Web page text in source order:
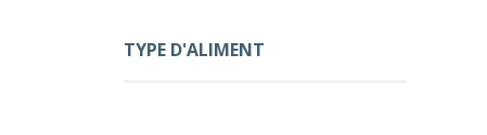
TYPE D'ALIMENT